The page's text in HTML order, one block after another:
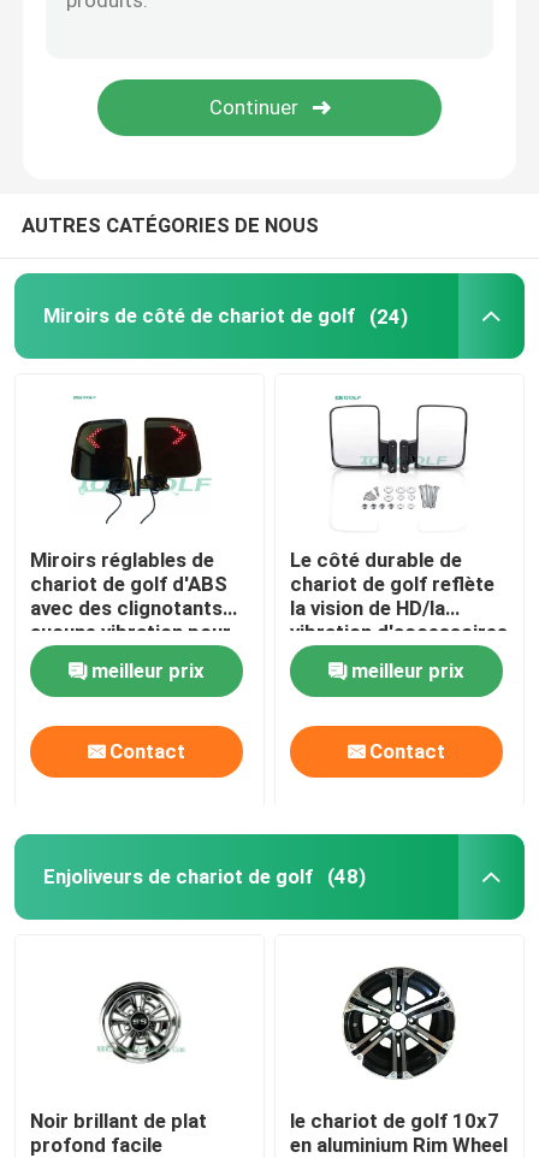
Clôtures de chariot de golf
Pare-brise de chariot de golf
Batterie au lithium de chariot de golf
Pièces de chariot de golf LVTONG
Pièces de rechange ICON
AUTRES CATÉGORIES DE NOUS
Miroirs de côté de chariot de golf (24)
Miroirs réglables de
chariot de golf d'ABS
avec des clignotants
aucune vibration pour
la voiture de club de
voiture de golf
meilleur prix
Contact
Le côté durable de
chariot de golf reflète
la vision de HD/la
vibration d'accessoires
chariot de golf
résistantesmeilleur prix
Contact
Enjoliveurs de chariot de golf (48)
Noir brillant de plat
profond facile
le chariot de golf 10x7
en aluminium Rim Wheel